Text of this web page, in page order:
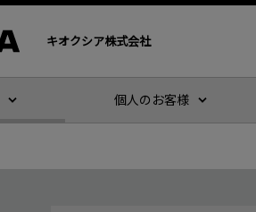
キオクシア株式会社
個人のお客様